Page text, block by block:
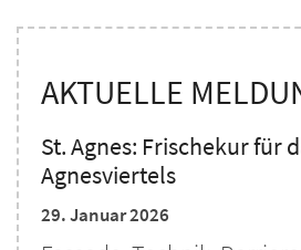
AKTUELLE
St. Agnes: Frischekur für
Agnesviertels
29. Januar 2026